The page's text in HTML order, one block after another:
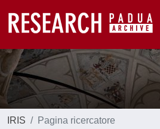
IRIS Pagina ricercatore